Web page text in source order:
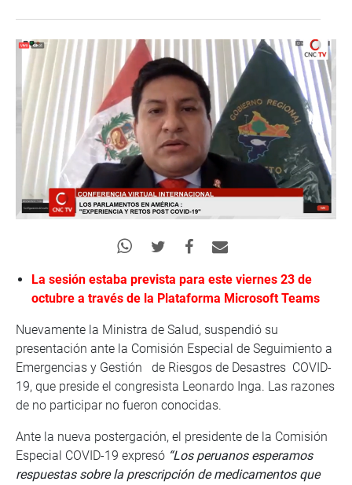
La sesión estaba prevista para este viernes 23 de
octubre a través de la Plataforma Microsoft Teams
Nuevamente la Ministra de Salud, suspendió su
presentación ante la Comisión Especial de Seguimiento a
Emergencias y Gestión de Riesgos de Desastres COVID-
19, que preside el congresista Leonardo Inga. Las razones
de no participar no fueron conocidas.
Ante la nueva postergación, el presidente de la Comisión
Especial COVID-19 expresó “Los peruanos esperamos
respuestas sobre la prescripción de medicamentos que